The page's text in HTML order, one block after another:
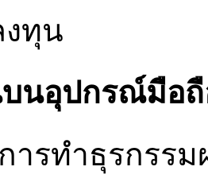
ทุน
บนอุปกรณ์มือ
ารทำธุรกรร